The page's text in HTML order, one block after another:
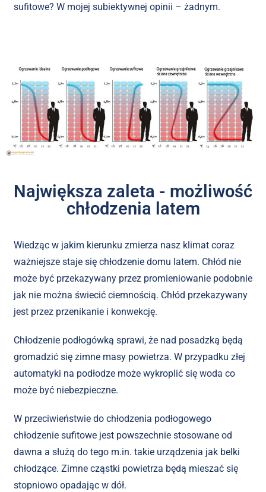
sufitowe? W mojej subiektywnej opinii – żadnym.
Największa zaleta - możliwość
chłodzenia latem
Wiedząc w jakim kierunku zmierza nasz klimat coraz
ważniejsze staje się chłodzenie domu latem. Chłód nie
może być przekazywany przez promieniowanie podobnie
jak nie można świecić ciemnością. Chłód przekazywany
jest przez przenikanie i konwekcję.
Chłodzenie podłogówką sprawi, że nad posadzką będą
gromadzić się zimne masy powietrza. W przypadku złej
automatyki na podłodze może wykroplić się woda co
może być niebezpieczne.
W przeciwieństwie do chłodzenia podłogowego
chłodzenie sufitowe jest powszechnie stosowane od
dawna a służą do tego m.in. takie urządzenia jak belki
chłodzące. Zimne cząstki powietrza będą mieszać się
stopniowo opadając w dół.